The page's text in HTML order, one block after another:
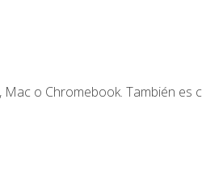
o Chromebook. También